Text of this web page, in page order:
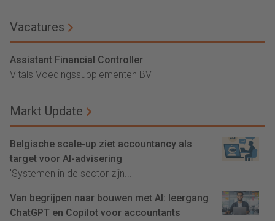
Vacatures
Assistant Financial Controller
Vitals Voedingssupplementen BV
Markt Update
Belgische scale-up ziet accountancy als
target voor AI-advisering
'Systemen in de sector zijn...
Van begrijpen naar bouwen met AI: leergang
ChatGPT en Copilot voor accountants